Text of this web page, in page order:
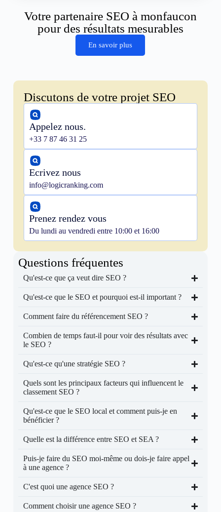
Votre partenaire SEO à monfaucon
pour des résultats mesurables
En savoir plus
Discutons de votre projet SEO
Appelez nous.
+33 7 87 46 31 25
Ecrivez nous
info@logicranking.com
Prenez rendez vous
Du lundi au vendredi entre 10:00 et 16:00
Questions fréquentes
Qu'est-ce que ça veut dire SEO ?
Qu'est-ce que le SEO et pourquoi est-il important ?
Comment faire du référencement SEO ?
Combien de temps faut-il pour voir des résultats avec
le SEO ?
Qu'est-ce qu'une stratégie SEO ?
Quels sont les principaux facteurs qui influencent le
classement SEO ?
Qu'est-ce que le SEO local et comment puis-je en
bénéficier ?
Quelle est la différence entre SEO et SEA ?
Puis-je faire du SEO moi-même ou dois-je faire appel
à une agence ?
C'est quoi une agence SEO ?
Comment choisir une agence SEO ?